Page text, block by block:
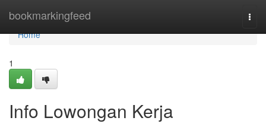
bookmarkingfeed
Home
Home
1
Info Lowongan Kerja